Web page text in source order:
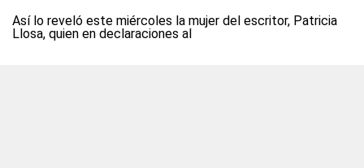
Así lo reveló este miércoles la mujer del escritor, Patricia
Llosa, quien en declaraciones al